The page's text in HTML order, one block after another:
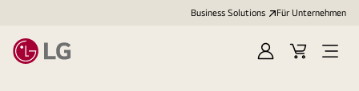
Business Solutions Für Unternehmen
Anmelden
Cart
Open